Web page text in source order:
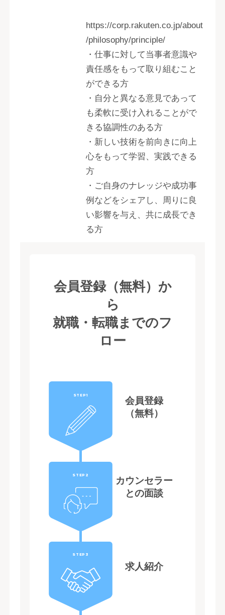
https://corp.rakuten.co.jp/about
/philosophy/principle/
・仕事に対して当事者意識や
責任感をもって取り組むこと
ができる方
・自分と異なる意見であって
も柔軟に受け入れることがで
きる協調性のある方
・新しい技術を前向きに向上
心をもって学習、実践できる
方
・ご自身のナレッジや成功事
例などをシェアし、周りに良
い影響を与え、共に成長でき
る方
会員登録（無料）か
ら
就職・転職までのフ
ロー
STEP1
会員登録
（無料）
STEP2
カウンセラー
との面談
STEP3
求人紹介